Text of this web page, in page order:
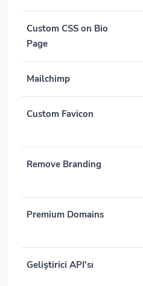
Custom CSS on Bio
Page
Mailchimp
Custom Favicon
Remove Branding
Premium Domains
Geliştirici API'sı